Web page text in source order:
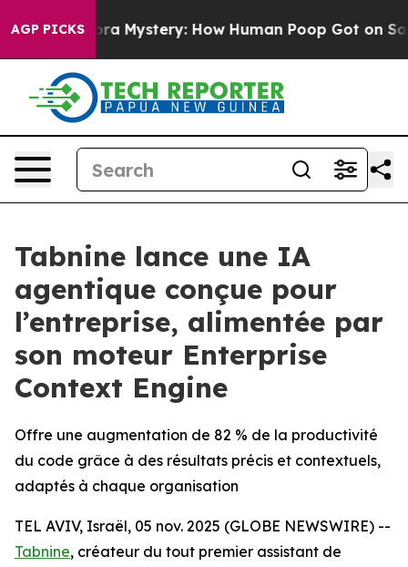
AGP PICKSMystery: How Human Poop Got on So
Tabnine lance une IA
agentique conçue pour
l’entreprise, alimentée par
son moteur Enterprise
Context Engine
Offre une augmentation de 82 % de la productivité
du code grâce à des résultats précis et contextuels,
adaptés à chaque organisation
TEL AVIV, Israël, 05 nov. 2025 (GLOBE NEWSWIRE) --
Tabnine, créateur du tout premier assistant de